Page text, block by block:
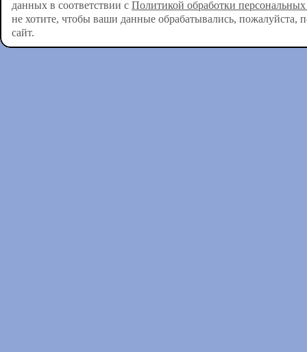
данных в соответствии с Политикой обработки
не хотите, чтобы ваши данные обрабатывались, пожалуйста,
сайт.